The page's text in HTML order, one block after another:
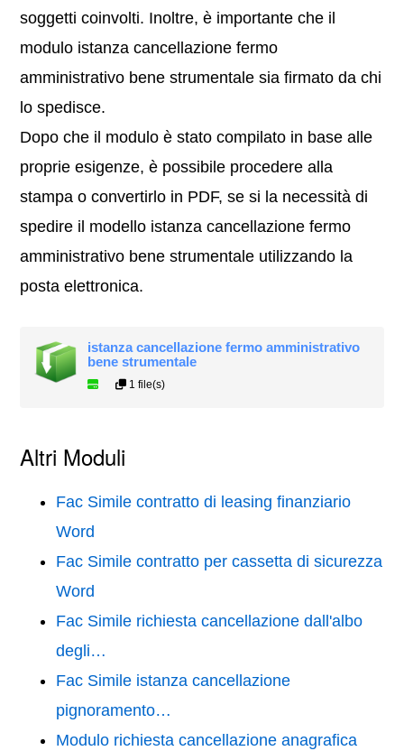
soggetti coinvolti. Inoltre, è importante che il
modulo istanza cancellazione fermo
amministrativo bene strumentale sia firmato da chi
lo spedisce.
Dopo che il modulo è stato compilato in base alle
proprie esigenze, è possibile procedere alla
stampa o convertirlo in PDF, se si la necessità di
spedire il modello istanza cancellazione fermo
amministrativo bene strumentale utilizzando la
posta elettronica.
istanza cancellazione fermo amministrativo
bene strumentale
1 file(s)
Altri Moduli
Fac Simile contratto di leasing finanziario
Word
Fac Simile contratto per cassetta di sicurezza
Word
Fac Simile richiesta cancellazione dall'albo
degli…
Fac Simile istanza cancellazione
pignoramento…
Modulo richiesta cancellazione anagrafica